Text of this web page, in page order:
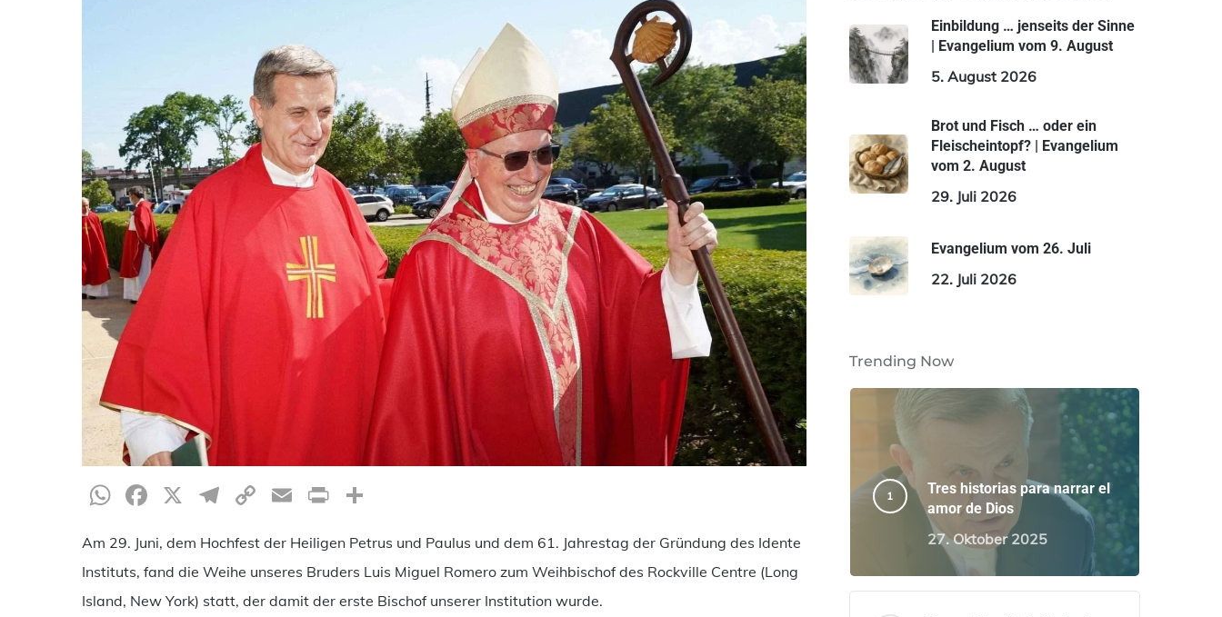
Hit enter to search or ESC to close
WhatsApp
Facebook
X Telegram
CopyEmailPrint
Am 29. Juni, dem Hochfest der Heiligen Petrus und Paulus und dem 61. Jahrestag der Gründung des Idente
Instituts, fand die Weihe unseres Bruders Luis Miguel Romero zum Weihbischof des Rockville Centre (Long
Island, New York) statt, der damit der erste Bischof unserer Institution wurde.
Einbildung … jenseits der Sinne
| Evangelium vom 9. August
5. August 2026
Brot und Fisch … oder ein
Fleischeintopf? | Evangelium
vom 2. August
29. Juli 2026
Evangelium vom 26. Juli
22. Juli 2026
Trending Now
Tres historias para narrar el
amor de Dios
27. Oktober 2025